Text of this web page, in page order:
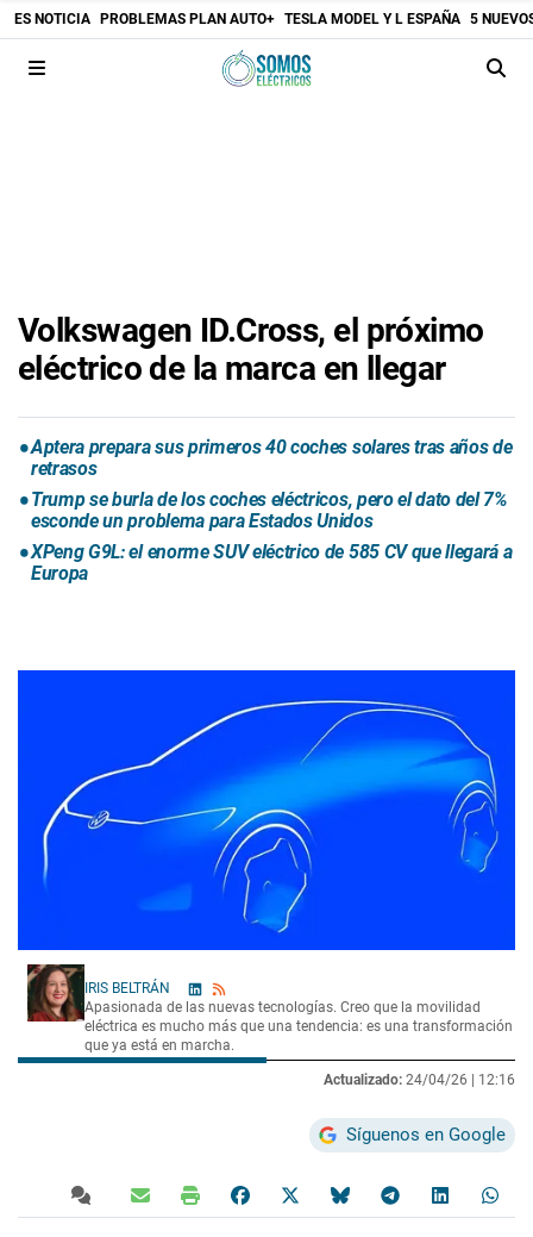
ES NOTICIA PROBLEMAS PLAN AUTO+ TESLA MODEL Y L ESPAÑA 5
Volkswagen ID.Cross, el próximo
eléctrico de la marca en llegar
Aptera prepara sus primeros 40 coches solares tras años de
retrasos
Trump se burla de los coches eléctricos, pero el dato del 7%
esconde un problema para Estados Unidos
XPeng G9L: el enorme SUV eléctrico de 585 CV que llegará a
Europa
IRIS BELTRÁN
Apasionada de las nuevas tecnologías. Creo que la movilidad
eléctrica es mucho más que una tendencia: es una transformación
que ya está en marcha.
Actualizado: 24/04/26 | 12:16
Síguenos en Google